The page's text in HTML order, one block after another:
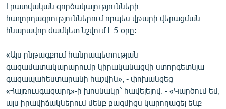
Լրատվական գործակալությունների
հաղորդագրություններում որպես վթարի վերացման
հնարավոր ժամկետ նշվում է 5 օրը:
«Այս ընթացքում հանրապետության
գազամատակարարումը կիրականացվի ստորգետնյա
գազապահեստարանի հաշվին», - փոխանցեց
«Հայռուսգազարդ»-ի խոսնակը` հավելելով. - «Կարծում եմ,
այս իրավիճակներում մենք բազմիցս կարողացել ենք